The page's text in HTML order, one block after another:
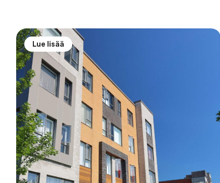
Lue lisää